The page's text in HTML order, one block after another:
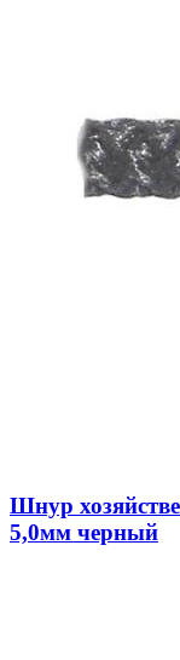
Шнур
5,0мм черный